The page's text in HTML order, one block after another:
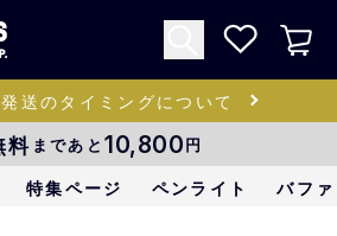
送のタイミングについて
料 まであと 10,800円
特集ページ ペンライト バフ